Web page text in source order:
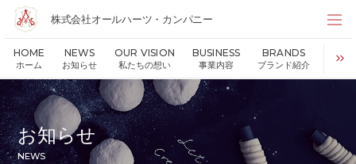
株式会社オールハーツ・カンパニー
HOME
ホーム
NEWS
お知らせ
OUR VISION
私たちの想い
BUSINESS
事業内容
BRANDS
ブランド紹介 持続
株式会社オールハーツ・カンパニー
店舗検索
HOME ホーム
NEWS お知らせ
OUR VISION 私たちの想い
お知らせ
NEWS